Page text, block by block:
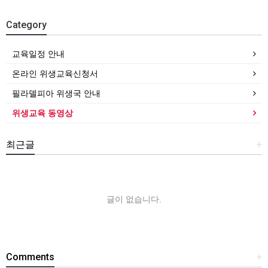
Category
교육일정 안내
온라인 위생교육신청서
필라델피아 위생국 안내
위생교육 동영상
+
최근글
글이 없습니다.
+
Comments